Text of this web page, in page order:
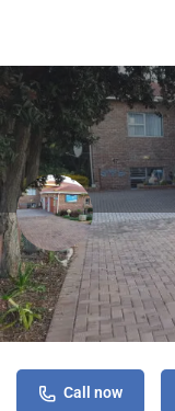
B&B en
Call now